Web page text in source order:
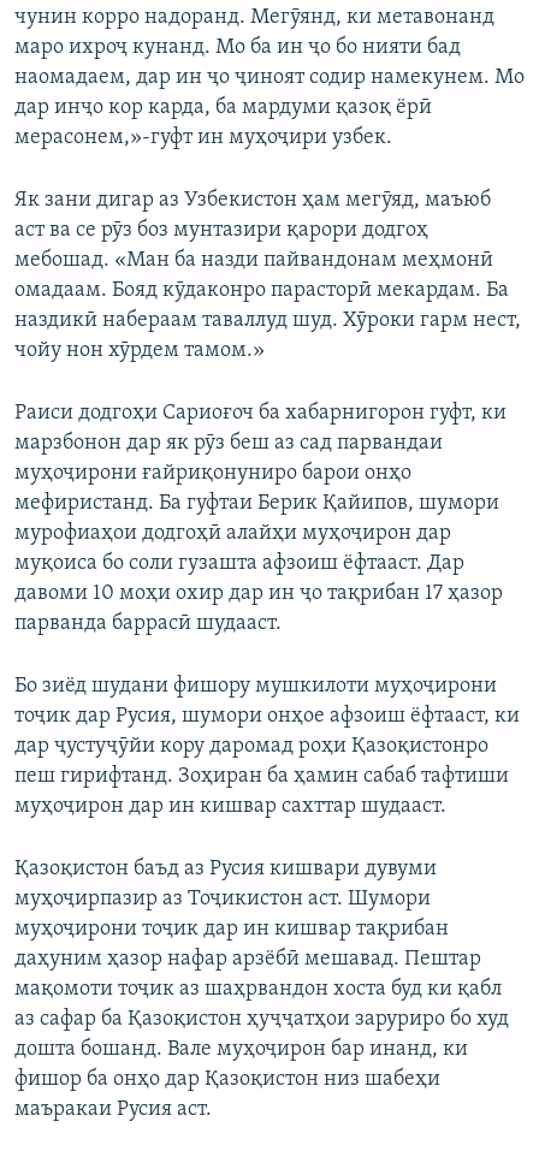
чунин корро надоранд. Мегӯянд, ки метавонанд
маро ихроҷ кунанд. Мо ба ин ҷо бо нияти бад
наомадаем, дар ин ҷо ҷиноят содир намекунем. Мо
дар инҷо кор карда, ба мардуми қазоқ ёрӣ
мерасонем,»-гуфт ин муҳоҷири узбек.
Як зани дигар аз Узбекистон ҳам мегӯяд, маъюб
аст ва се рӯз боз мунтазири қарори додгоҳ
мебошад. «Ман ба назди пайвандонам меҳмонӣ
омадаам. Бояд кӯдаконро парасторӣ мекардам. Ба
наздикӣ набераам таваллуд шуд. Хӯроки гарм нест,
чойу нон хӯрдем тамом.»
Раиси додгоҳи Сариоғоч ба хабарнигорон гуфт, ки
марзбонон дар як рӯз беш аз сад парвандаи
муҳоҷирони ғайриқонуниро барои онҳо
мефиристанд. Ба гуфтаи Берик Қайипов, шумори
мурофиаҳои додгоҳӣ алайҳи муҳоҷирон дар
муқоиса бо соли гузашта афзоиш ёфтааст. Дар
давоми 10 моҳи охир дар ин ҷо тақрибан 17 ҳазор
парванда баррасӣ шудааст.
Бо зиёд шудани фишору мушкилоти муҳоҷирони
тоҷик дар Русия, шумори онҳое афзоиш ёфтааст, ки
дар ҷустуҷӯйи кору даромад роҳи Қазоқистонро
пеш гирифтанд. Зоҳиран ба ҳамин сабаб тафтиши
муҳоҷирон дар ин кишвар сахттар шудааст.
Қазоқистон баъд аз Русия кишвари дувуми
муҳоҷирпазир аз Тоҷикистон аст. Шумори
муҳоҷирони тоҷик дар ин кишвар тақрибан
даҳуним ҳазор нафар арзёбӣ мешавад. Пештар
мақомоти тоҷик аз шаҳрвандон хоста буд ки қабл
аз сафар ба Қазоқистон ҳуҷҷатҳои заруриро бо худ
дошта бошанд. Вале муҳоҷирон бар инанд, ки
фишор ба онҳо дар Қазоқистон низ шабеҳи
маъракаи Русия аст.